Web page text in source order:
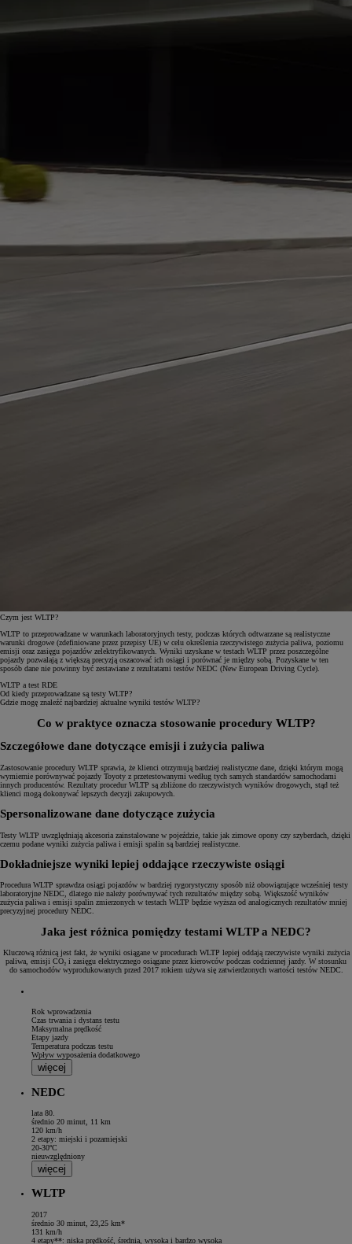
Czym jest WLTP?
WLTP to przeprowadzane w warunkach laboratoryjnych testy, podczas których odtwarzane są realistyczne
warunki drogowe (zdefiniowane przez przepisy UE) w celu określenia rzeczywistego zużycia paliwa, poziomu
emisji oraz zasięgu pojazdów zelektryfikowanych. Wyniki uzyskane w testach WLTP przez poszczególne
pojazdy pozwalają z większą precyzją oszacować ich osiągi i porównać je między sobą. Pozyskane w ten
sposób dane nie powinny być zestawiane z rezultatami testów NEDC (New European Driving Cycle).
WLTP a test RDE
Od kiedy przeprowadzane są testy WLTP?
Gdzie mogę znaleźć najbardziej aktualne wyniki testów WLTP?
Co w praktyce oznacza stosowanie procedury WLTP?
Szczegółowe dane dotyczące emisji i zużycia paliwa
Zastosowanie procedury WLTP sprawia, że klienci otrzymują bardziej realistyczne dane, dzięki którym mogą
wymiernie porównywać pojazdy Toyoty z przetestowanymi według tych samych standardów samochodami
innych producentów. Rezultaty procedur WLTP są zbliżone do rzeczywistych wyników drogowych, stąd też
klienci mogą dokonywać lepszych decyzji zakupowych.
Spersonalizowane dane dotyczące zużycia
Testy WLTP uwzględniają akcesoria zainstalowane w pojeździe, takie jak zimowe opony czy szyberdach, dzięki
czemu podane wyniki zużycia paliwa i emisji spalin są bardziej realistyczne.
Dokładniejsze wyniki lepiej oddające rzeczywiste osiągi
Procedura WLTP sprawdza osiągi pojazdów w bardziej rygorystyczny sposób niż obowiązujące wcześniej testy
laboratoryjne NEDC, dlatego nie należy porównywać tych rezultatów między sobą. Większość wyników
zużycia paliwa i emisji spalin zmierzonych w testach WLTP będzie wyższa od analogicznych rezultatów mniej
precyzyjnej procedury NEDC.
Jaka jest różnica pomiędzy testami WLTP a NEDC?
Kluczową różnicą jest fakt, że wyniki osiągane w procedurach WLTP lepiej oddają rzeczywiste wyniki zużycia
paliwa, emisji CO₂ i zasięgu elektrycznego osiągane przez kierowców podczas codziennej jazdy. W stosunku
do samochodów wyprodukowanych przed 2017 rokiem używa się zatwierdzonych wartości testów NEDC.
Rok wprowadzenia
Czas trwania i dystans testu
Maksymalna prędkość
Etapy jazdy
Temperatura podczas testu
Wpływ wyposażenia dodatkowego
więcej
NEDC
lata 80.
średnio 20 minut, 11 km
120 km/h
2 etapy: miejski i pozamiejski
20-30ºC
nieuwzględniony
więcej
WLTP
2017
średnio 30 minut, 23,25 km*
131 km/h
4 etapy**: niska prędkość, średnia, wysoka i bardzo wysoka